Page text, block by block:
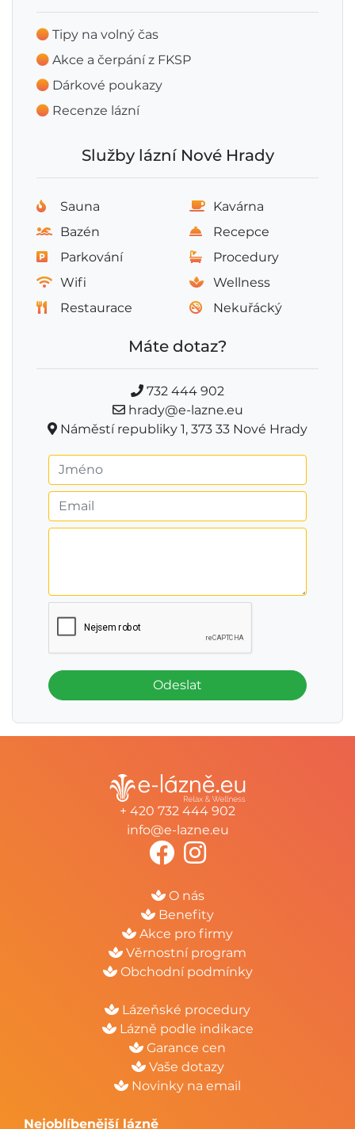
Tipy na volný čas
Akce a čerpání z FKSP
Dárkové poukazy
Recenze lázní
Služby lázní Nové Hrady
Sauna
Kavárna
Bazén
Recepce
Parkování
Procedury
Wifi
Wellness
Restaurace
Nekuřácký
Máte dotaz?
732 444 902
hrady@e-lazne.eu
Náměstí republiky 1, 373 33 Nové Hrady
Odeslat
+ 420 732 444 902
info@e-lazne.eu
O nás
Benefity
Akce pro firmy
Věrnostní program
Obchodní podmínky
Lázeňské procedury
Lázně podle indikace
Garance cen
Vaše dotazy
Novinky na email
Nejoblíbenější lázně